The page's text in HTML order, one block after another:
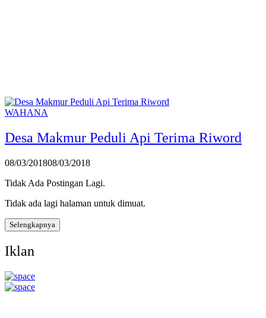
WAHANA
Desa Makmur Peduli Api Terima Riword
08/03/201808/03/2018
Tidak Ada Postingan Lagi.
Tidak ada lagi halaman untuk dimuat.
Selengkapnya
Iklan